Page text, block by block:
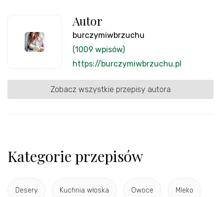
Autor
burczymiwbrzuchu
(1009 wpisów)
https://burczymiwbrzuchu.pl
Zobacz wszystkie przepisy autora
Kategorie przepisów
Desery Kuchnia włoska Owoce Mleko